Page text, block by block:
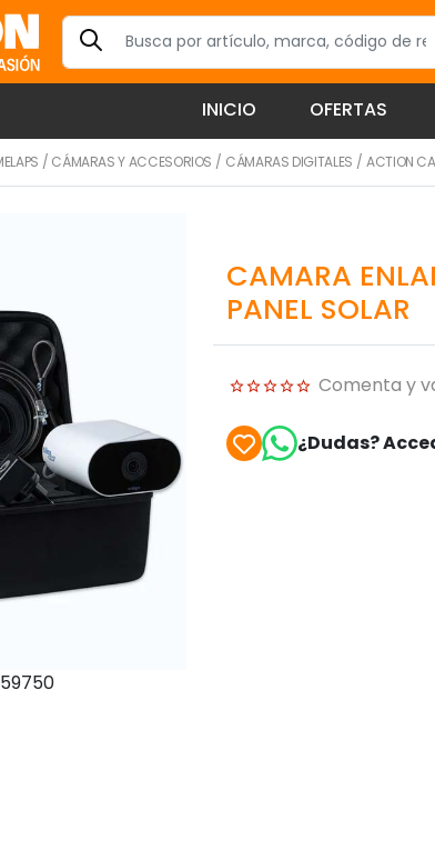
INICIO OFERTAS
/ CÁMARAS Y ACCESORIOS / CÁMARAS DIGITALES / ACTION
CAMARA
PANEL SOLAR
Comenta y
¿Dudas?